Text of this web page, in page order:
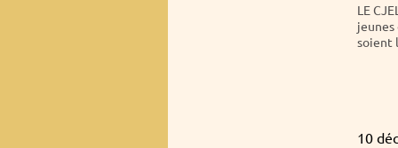
LE
jeunes
soient
10